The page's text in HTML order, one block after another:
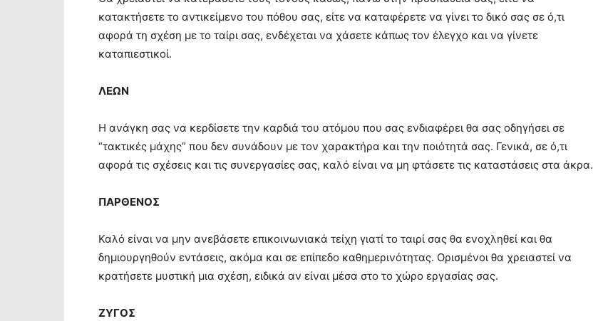
κατακτήσετε το αντικείμενο του πόθου σας, είτε να καταφέρετε να γίνει το δικό σας σε ό,τι
αφορά τη σχέση με το ταίρι σας, ενδέχεται να χάσετε κάπως τον έλεγχο και να γίνετε
καταπιεστικοί.
ΛΕΩΝ
Η ανάγκη σας να κερδίσετε την καρδιά του ατόμου που σας ενδιαφέρει θα σας οδηγήσει σε
“τακτικές μάχης” που δεν συνάδουν με τον χαρακτήρα και την ποιότητά σας. Γενικά, σε ό,τι
αφορά τις σχέσεις και τις συνεργασίες σας, καλό είναι να μη φτάσετε τις καταστάσεις στα άκρα.
ΠΑΡΘΕΝΟΣ
Καλό είναι να μην ανεβάσετε επικοινωνιακά τείχη γιατί το ταιρί σας θα ενοχληθεί και θα
δημιουργηθούν εντάσεις, ακόμα και σε επίπεδο καθημερινότητας. Ορισμένοι θα χρειαστεί να
κρατήσετε μυστική μια σχέση, ειδικά αν είναι μέσα στο το χώρο εργασίας σας.
ΖΥΓΟΣ